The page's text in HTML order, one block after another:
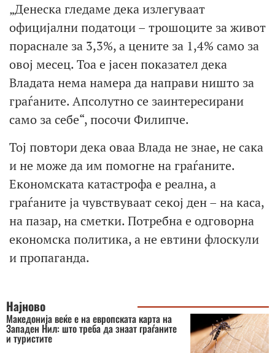
„Денеска гледаме дека излегуваат
официјални податоци – трошоците за живот
пораснале за 3,3%, а цените за 1,4% само за
овој месец. Тоа е јасен показател дека
Владата нема намера да направи ништо за
граѓаните. Апсолутно се заинтересирани
само за себе“, посочи Филипче.
Тој повтори дека оваа Влада не знае, не сака
и не може да им помогне на граѓаните.
Економската катастрофа е реална, а
граѓаните ја чувствуваат секој ден – на каса,
на пазар, на сметки. Потребна е одговорна
економска политика, а не евтини флоскули
и пропаганда.
Најново
Македонија веќе е на европската карта на
Западен Нил: што треба да знаат граѓаните
и туристите